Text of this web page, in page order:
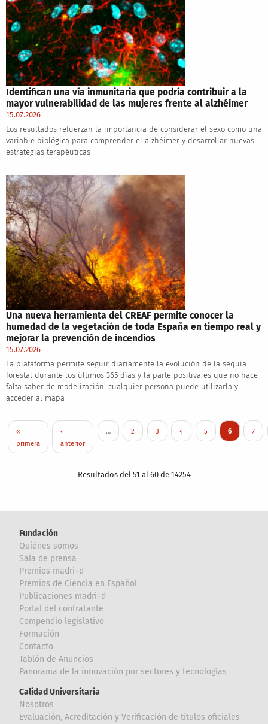
Identifican una vía inmunitaria que podría contribuir a la
mayor vulnerabilidad de las mujeres frente al alzhéimer
15.07.2026
Los resultados refuerzan la importancia de considerar el sexo como una
variable biológica para comprender el alzhéimer y desarrollar nuevas
estrategias terapéuticas
Una nueva herramienta del CREAF permite conocer la
humedad de la vegetación de toda España en tiempo real y
mejorar la prevención de incendios
15.07.2026
La plataforma permite seguir diariamente la evolución de la sequía
forestal durante los últimos 365 días y la parte positiva es que no hace
falta saber de modelización: cualquier persona puede utilizarla y
acceder al mapa
Paginación
Primera página
«
primera
Página anterior
‹
anterior
… Page
2 Page
3 Page
4 Page
5 Página actual
6 Page
7
Resultados del 51 al 60 de 14254
Fundación
Quiénes somos
Sala de prensa
Premios madri+d
Premios de Ciencia en Español
Publicaciones madri+d
Portal del contratante
Compendio legislativo
Formación
Contacto
Tablón de Anuncios
Panorama de la innovación por sectores y tecnologías
Calidad Universitaria
Nosotros
Evaluación, Acreditación y Verificación de títulos oficiales